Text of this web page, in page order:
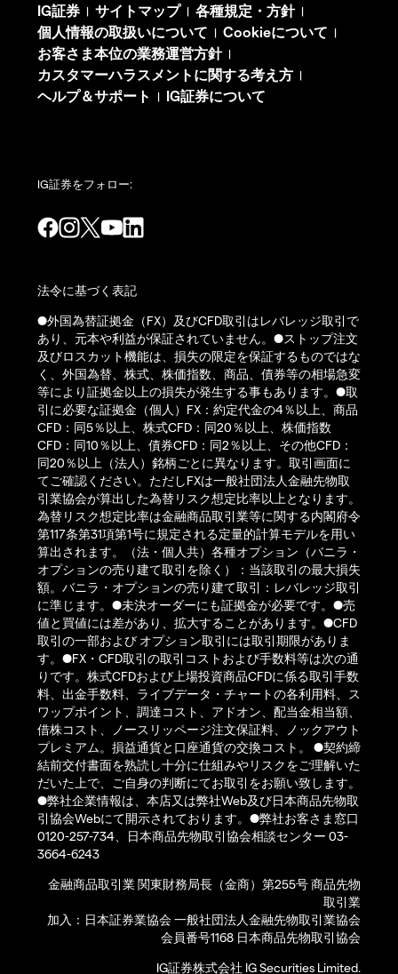
IG証券 | サイトマップ| 各種規定・方針|
個人情報の取扱いについて | Cookieについて |
お客さま本位の業務運営方針|
カスタマーハラスメントに関する考え方 |
ヘルプ＆サポート | IG証券について
IG証券をフォロー:
法令に基づく表記
●外国為替証拠金（FX）及びCFD取引はレバレッジ取引で
あり、元本や利益が保証されていません。●ストップ注文
及びロスカット機能は、損失の限定を保証するものではな
く、外国為替、株式、株価指数、商品、債券等の相場急変
等により証拠金以上の損失が発生する事もあります。●取
引に必要な証拠金（個人）FX：約定代金の4％以上、商品
CFD：同5％以上、株式CFD：同20％以上、株価指数
CFD：同10％以上、債券CFD：同2％以上、その他CFD：
同20％以上（法人）銘柄ごとに異なります。取引画面に
てご確認ください。ただしFXは一般社団法人金融先物取
引業協会が算出した為替リスク想定比率以上となります。
為替リスク想定比率は金融商品取引業等に関する内閣府令
第117条第31項第1号に規定される定量的計算モデルを用い
算出されます。（法・個人共）各種オプション（バニラ・
オプションの売り建て取引を除く）：当該取引の最大損失
額。バニラ・オプションの売り建て取引：レバレッジ取引
に準じます。●未決オーダーにも証拠金が必要です。●売
値と買値には差があり、拡大することがあります。●CFD
取引の一部および オプション取引には取引期限がありま
す。●FX・CFD取引の取引コストおよび手数料等は次の通
りです。株式CFDおよび上場投資商品CFDに係る取引手数
料、出金手数料、ライブデータ・チャートの各利用料、ス
ワップポイント、調達コスト、アドオン、配当金相当額、
借株コスト、ノースリッページ注文保証料、ノックアウト
プレミアム。損益通貨と口座通貨の交換コスト。 ●契約締
結前交付書面を熟読し十分に仕組みやリスクをご理解いた
だいた上で、ご自身の判断にてお取引をお願い致します。
●弊社企業情報は、本店又は弊社Web及び日本商品先物取
引協会Webにて開示されております。●弊社お客さま窓口
0120-257-734、日本商品先物取引協会相談センター 03-
3664-6243
金融商品取引業 関東財務局長（金商）第255号 商品先物
取引業
加入：日本証券業協会 一般社団法人金融先物取引業協会
会員番号1168 日本商品先物取引協会
IG証券株式会社 IG Securities Limited.